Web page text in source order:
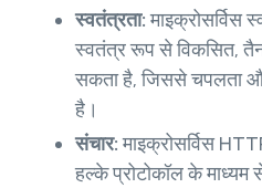
स्वतंत्रता:माइक्रोसर्विस
स्वतंत्र रूप से विकसित,
सकता है, जिससे चपलता
है।
संचार:माइक्रोसर्विस
हल्के प्रोटोकॉल के